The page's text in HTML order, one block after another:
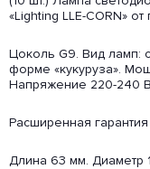
«Lighting LLE-CORN»
Цоколь G9. Вид ламп:
форме «кукуруза».
Напряжение 220-240
Расширенная
Длина 63 мм. Диаметр